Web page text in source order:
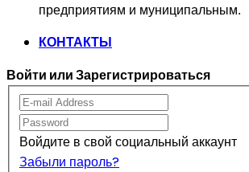
предприятиям и муниципальным.
КОНТАКТЫ
Войти или Зарегистрироваться
Войдите в свой социальный аккаунт
Забыли пароль?